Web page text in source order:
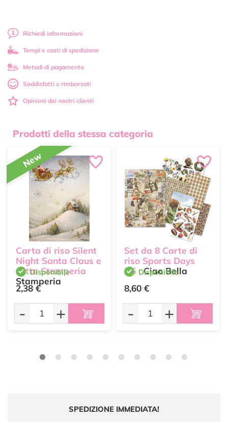
Richiedi informazioni
Tempi e costi di spedizione
Metodi di pagamento
Soddisfatti o rimborsati
Opinioni dei nostri clienti
Prodotti della stessa categoria
New
Carta di riso Silent
Night Santa Claus e
slitta Stamperia
Stamperia
Disponibile
2,38 €
- +
Set da 8 Carte di
riso Sports Days
A5 Ciao Bella
Disponibile
8,60 €
- +
SPEDIZIONE IMMEDIATA!